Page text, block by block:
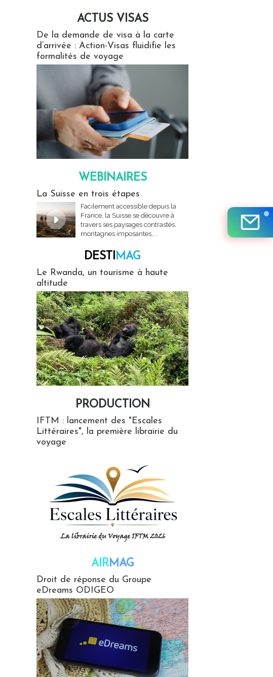
ACTUS VISAS
De la demande de visa à la carte
d’arrivée : Action-Visas fluidifie les
formalités de voyage
WEBINAIRES
La Suisse en trois étapes
Facilement accessible depuis la
France, la Suisse se découvre à
travers ses paysages contrastés,
montagnes imposantes,...
DESTIMAG
Le Rwanda, un tourisme à haute
altitude
PRODUCTION
IFTM : lancement des "Escales
Littéraires", la première librairie du
voyage
AIRMAG
Droit de réponse du Groupe
eDreams ODIGEO